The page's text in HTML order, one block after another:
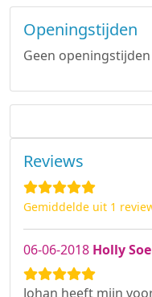
Openingstijden
Geen
Reviews
Gemiddelde uit 1
06-06-2018 Holly
Johan heeft mijn